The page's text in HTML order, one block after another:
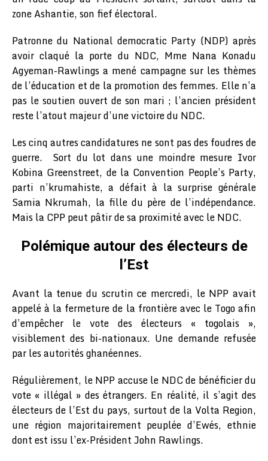
zone Ashantie, son fief électoral.
Patronne du National democratic Party (NDP) après
avoir claqué la porte du NDC, Mme Nana Konadu
Agyeman-Rawlings a mené campagne sur les thèmes
de l’éducation et de la promotion des femmes. Elle n’a
pas le soutien ouvert de son mari ; l’ancien président
reste l’atout majeur d’une victoire du NDC.
Les cinq autres candidatures ne sont pas des foudres de
guerre. Sort du lot dans une moindre mesure Ivor
Kobina Greenstreet, de la Convention People’s Party,
parti n’krumahiste, a défait à la surprise générale
Samia Nkrumah, la fille du père de l’indépendance.
Mais la CPP peut pâtir de sa proximité avec le NDC.
Polémique autour des électeurs de
l’Est
Avant la tenue du scrutin ce mercredi, le NPP avait
appelé à la fermeture de la frontière avec le Togo afin
d’empêcher le vote des électeurs « togolais »,
visiblement des bi-nationaux. Une demande refusée
par les autorités ghanéennes.
Régulièrement, le NPP accuse le NDC de bénéficier du
vote « illégal » des étrangers. En réalité, il s’agit des
électeurs de l’Est du pays, surtout de la Volta Region,
une région majoritairement peuplée d’Ewés, ethnie
dont est issu l’ex-Président John Rawlings.